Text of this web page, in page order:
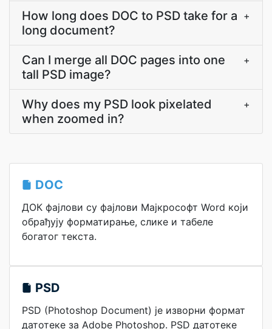
How long does DOC to PSD take for a
long document?
+
Can I merge all DOC pages into one
tall PSD image?
+
Why does my PSD look pixelated
when zoomed in?
+
DOC
ДОК фајлови су фајлови Мајкрософт Word који
обрађују форматирање, слике и табеле
богатог текста.
PSD
PSD (Photoshop Document) је изворни формат
датотеке за Adobe Photoshop. PSD датотеке